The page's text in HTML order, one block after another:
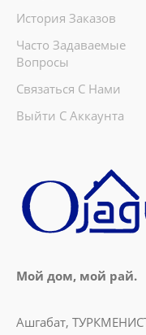
История Заказов
Часто Задаваемые
Вопросы
Связаться С Нами
Выйти С Аккаунта
Мой дом, мой рай.
Ашгабат,